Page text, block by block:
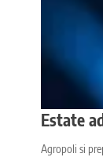
Estate
Agropoli si